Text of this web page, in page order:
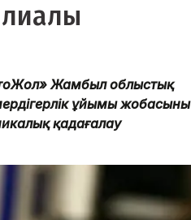
Жамбыл облыстық
ұйымы жобасының
қадағалау